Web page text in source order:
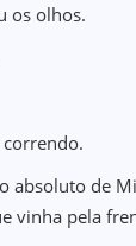
os olhos.
correndo.
absoluto de
vinha pela